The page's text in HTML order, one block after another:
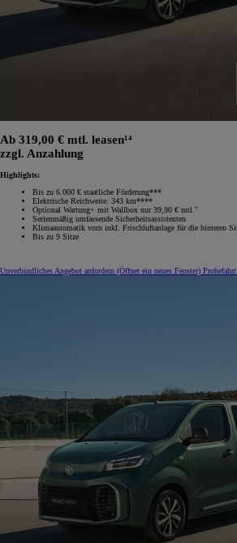
Ab 319,00 € mtl. leasen¹⁴
zzgl. Anzahlung
Highlights:
Bis zu 6.000 € staatliche Förderung***
Elektrische Reichweite: 343 km****
Optional Wartung+ mit Wallbox nur 39,90 € mtl.⁷
Serienmäßig umfassende Sicherheitsassistenten
Klimaautomatik vorn inkl. Frischluftanlage für die hinteren
Bis zu 9 Sitze
Unverbindliches Angebot anfordern (Öffnet ein neues Fenster)